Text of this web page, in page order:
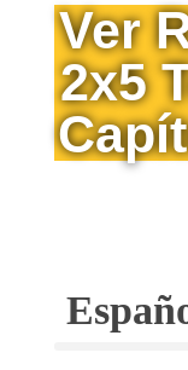
Ver
2x5